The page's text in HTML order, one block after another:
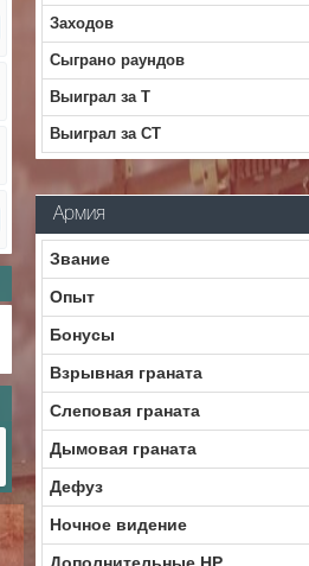
Заходов
Сыграно раундов
Выиграл за Т
Выиграл за CT
Армия
Звание
Опыт
Бонусы
Взрывная граната
Слеповая граната
Дымовая граната
Дефуз
Ночное видение